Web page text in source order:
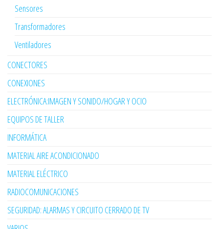
Sensores
Transformadores
Ventiladores
CONECTORES
CONEXIONES
ELECTRÓNICA:IMAGEN Y SONIDO/HOGAR Y OCIO
EQUIPOS DE TALLER
INFORMÁTICA
MATERIAL AIRE ACONDICIONADO
MATERIAL ELÉCTRICO
RADIOCOMUNICACIONES
SEGURIDAD: ALARMAS Y CIRCUITO CERRADO DE TV